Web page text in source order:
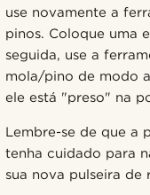
use novamente a
pinos. Coloque uma
seguida, use a
mola/pino de modo
ele está "preso" na
Lembre-se de que a
tenha cuidado para
sua nova pulseira de